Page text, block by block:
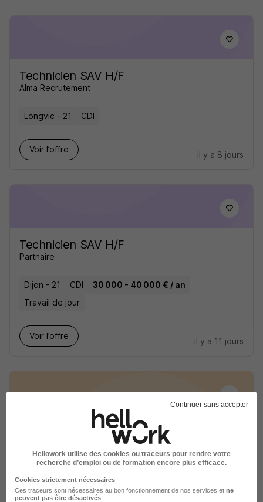
Technicien SAV H/F
Alma Recrutement
Longvic - 21 CDI
Voir l’offre
il y a 8 jours
Technicien SAV H/F
Partnaire
Dijon - 21 CDI
30 000 - 40 000 € / an
Travail de jour
Voir l’offre
il y a 11 jours
Responsable SAV Batiment Second
Slash Intérim
Dijon - 21 Intérim
Continuer sans accepter
Hellowork utilise des cookies ou traceurs pour rendre votre
recherche d’emploi ou de formation encore plus efficace.
Cookies strictement nécessaires
Ces traceurs sont nécessaires au bon fonctionnement de nos services et ne
peuvent pas être désactivés